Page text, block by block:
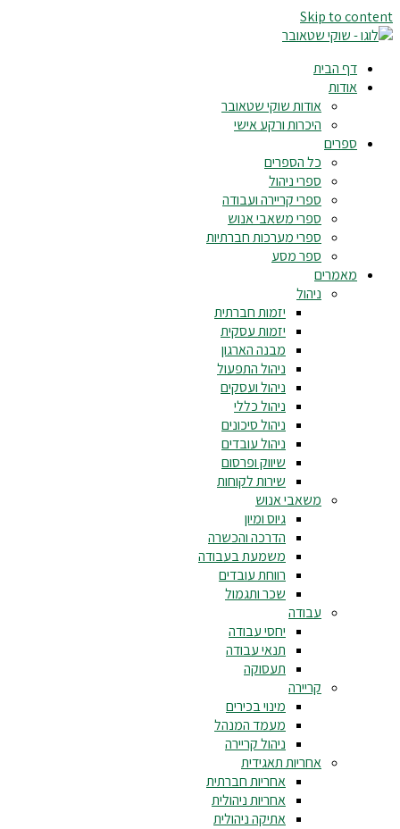
Skip to content
דף הבית
אודות
אודות שוקי שטאובר
היכרות ורקע אישי
ספרים
כל הספרים
ספרי ניהול
ספרי קריירה ועבודה
ספרי משאבי אנוש
ספרי מערכות חברתיות
ספר מסע
מאמרים
ניהול
יזמות חברתית
יזמות עסקית
מבנה הארגון
ניהול התפעול
ניהול ועסקים
ניהול כללי
ניהול סיכונים
ניהול עובדים
שיווק ופרסום
שירות לקוחות
משאבי אנוש
גיוס ומיון
הדרכה והכשרה
משמעת בעבודה
רווחת עובדים
שכר ותגמול
עבודה
יחסי עבודה
תנאי עבודה
תעסוקה
קריירה
מינוי בכירים
מעמד המנהל
ניהול קריירה
אחריות תאגידית
אחריות חברתית
אחריות ניהולית
אתיקה ניהולית